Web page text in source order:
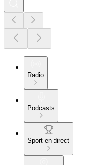
Radio
Podcasts
Sport en direct